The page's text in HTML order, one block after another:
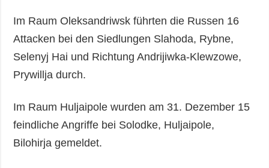
Im Raum Oleksandriwsk führten die Russen 16
Attacken bei den Siedlungen Slahoda, Rybne,
Selenyj Hai und Richtung Andrijiwka-Klewzowe,
Prywillja durch.
Im Raum Huljaipole wurden am 31. Dezember 15
feindliche Angriffe bei Solodke, Huljaipole,
Bilohirja gemeldet.